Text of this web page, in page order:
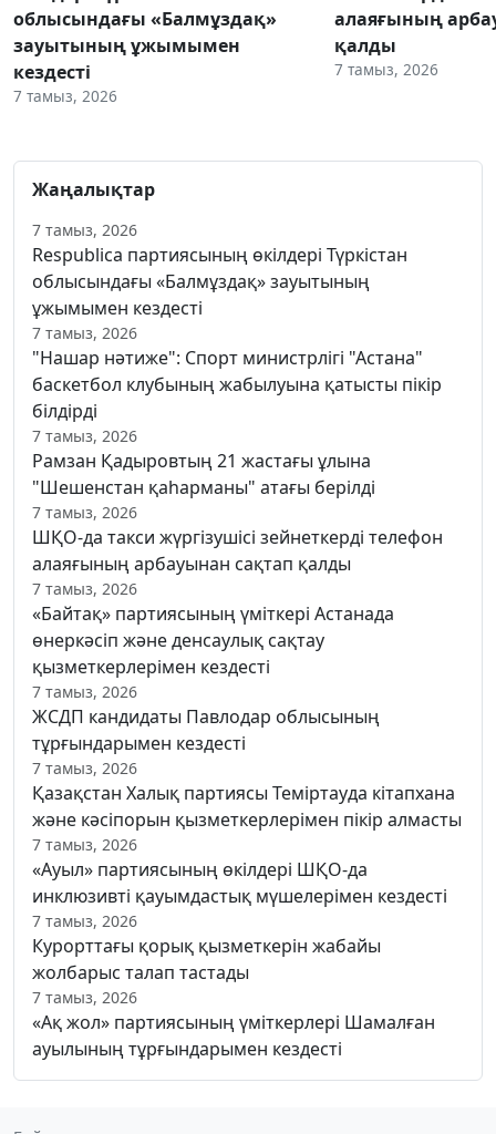
облысындағы «Балмұздақ»
зауытының ұжымымен
кездесті
7 тамыз, 2026
алаяғының
қалды
7 тамыз, 2026
Жаңалықтар
7 тамыз, 2026
Respublica партиясының өкілдері Түркістан
облысындағы «Балмұздақ» зауытының
ұжымымен кездесті
7 тамыз, 2026
"Нашар нәтиже": Спорт министрлігі "Астана"
баскетбол клубының жабылуына қатысты пікір
білдірді
7 тамыз, 2026
Рамзан Қадыровтың 21 жастағы ұлына
"Шешенстан қаһарманы" атағы берілді
7 тамыз, 2026
ШҚО-да такси жүргізушісі зейнеткерді телефон
алаяғының арбауынан сақтап қалды
7 тамыз, 2026
«Байтақ» партиясының үміткері Астанада
өнеркәсіп және денсаулық сақтау
қызметкерлерімен кездесті
7 тамыз, 2026
ЖСДП кандидаты Павлодар облысының
тұрғындарымен кездесті
7 тамыз, 2026
Қазақстан Халық партиясы Теміртауда кітапхана
және кәсіпорын қызметкерлерімен пікір алмасты
7 тамыз, 2026
«Ауыл» партиясының өкілдері ШҚО-да
инклюзивті қауымдастық мүшелерімен кездесті
7 тамыз, 2026
Курорттағы қорық қызметкерін жабайы
жолбарыс талап тастады
7 тамыз, 2026
«Ақ жол» партиясының үміткерлері Шамалған
ауылының тұрғындарымен кездесті